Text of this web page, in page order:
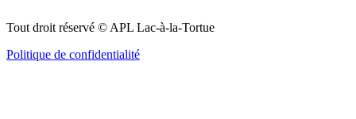
Tout droit réservé © APL Lac-à-la-Tortue
Politique de confidentialité